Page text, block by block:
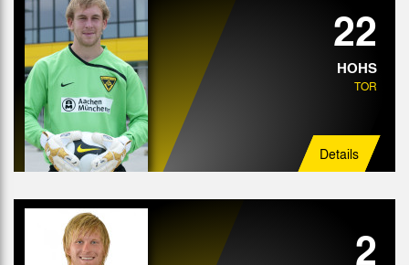
22
HOHS
TOR
Details
2